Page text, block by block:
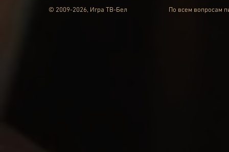
© 2009-2026, Игра ТВ-Бел По всем вопросам